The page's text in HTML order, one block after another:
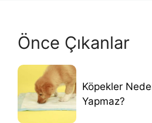
Önce Çıkanlar
Köpekler
Yapmaz?